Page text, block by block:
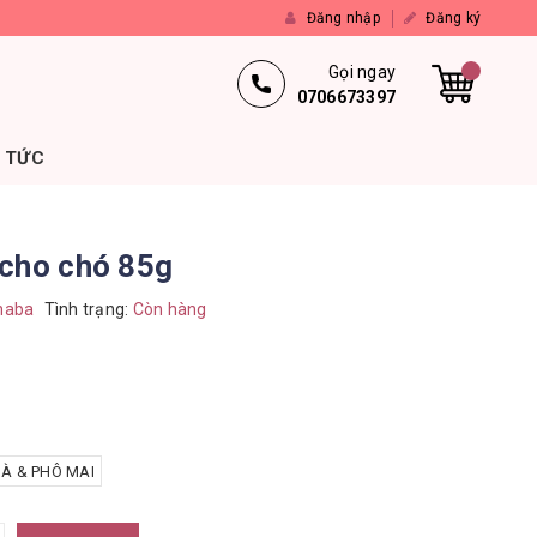
Đăng nhập Đăng ký
Gọi ngay
0706673397
TỨC
chó 85g
Tình trạng: Còn hàng
& PHÔ MAI